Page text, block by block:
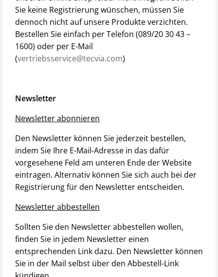
Sie keine Registrierung wünschen, müssen Sie
dennoch nicht auf unsere Produkte verzichten.
Bestellen Sie einfach per Telefon (089/20 30 43 –
1600) oder per E-Mail
(vertriebsservice@tecvia.com)
Newsletter
Newsletter abonnieren
Den Newsletter können Sie jederzeit bestellen,
indem Sie Ihre E-Mail-Adresse in das dafür
vorgesehene Feld am unteren Ende der Website
eintragen. Alternativ können Sie sich auch bei der
Registrierung für den Newsletter entscheiden.
Newsletter abbestellen
Sollten Sie den Newsletter abbestellen wollen,
finden Sie in jedem Newsletter einen
entsprechenden Link dazu. Den Newsletter können
Sie in der Mail selbst über den Abbestell-Link